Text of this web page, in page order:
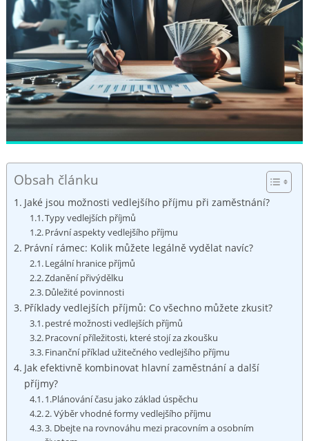
Obsah článku
Jaké‌ jsou možnosti vedlejšího příjmu⁤ při zaměstnání?
Typy vedlejších příjmů
Právní aspekty vedlejšího příjmu
Právní rámec: Kolik ⁢můžete legálně vydělat navíc?
Legální hranice příjmů
Zdanění přivýdělku
Důležité‍ povinnosti
Příklady vedlejších příjmů: Co‍ všechno můžete zkusit?
pestré možnosti‍ vedlejších příjmů
Pracovní příležitosti, které stojí ⁢za zkoušku
Finanční příklad užitečného vedlejšího příjmu
Jak efektivně ‍kombinovat​ hlavní zaměstnání ‌a další
příjmy?
1.Plánování času jako ⁣základ​ úspěchu
2. Výběr⁣ vhodné formy vedlejšího příjmu
3. Dbejte na rovnováhu mezi pracovním ‌a osobním